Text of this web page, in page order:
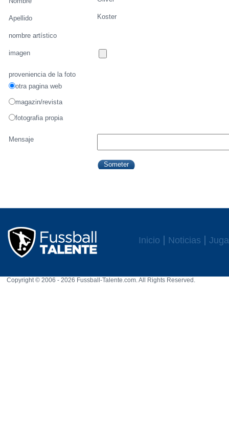
Apellido Koster
nombre artístico
imagen
proveniencia de la foto
otra pagina web
magazin/revista
fotografia propia
Mensaje
Inicio Noticias
Copyright © 2006 - 2026 Fussball-Talente.com. All Rights Reserved.